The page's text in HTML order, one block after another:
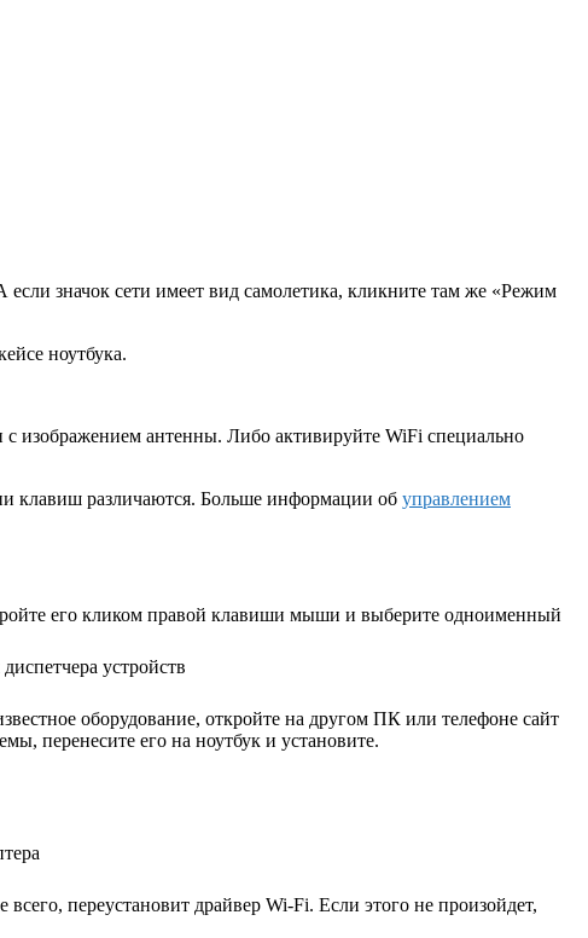
значок сети имеет вид самолетика, кликните там же «Режим
ноутбука.
с изображением антенны. Либо активируйте WiFi специально
клавиш различаются. Больше информации об управлением
его кликом правой клавиши мыши и выберите одноименный
оборудование, откройте на другом ПК или телефоне сайт
перенесите его на ноутбук и установите.
переустановит драйвер Wi-Fi. Если этого не произойдет,